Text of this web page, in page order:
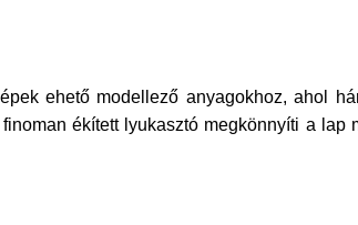
ehető modellező anyagokhoz, ahol
ékített lyukasztó megkönnyíti a